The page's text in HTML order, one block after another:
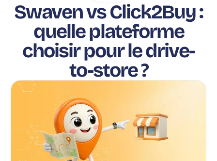
Swaven vs Click2Buy :
quelle plateforme
choisir pour le drive-
to-store ?